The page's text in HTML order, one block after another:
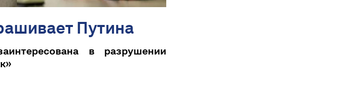
Путина
в разрушении